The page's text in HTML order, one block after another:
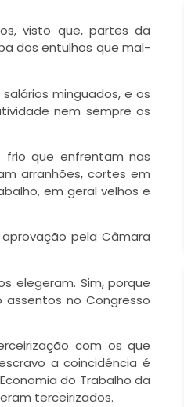
visto que, partes da
dos entulhos que mal-
minguados, e os
nem sempre os
que enfrentam nas
arranhões, cortes em
em geral velhos e
pela Câmara
elegeram. Sim, porque
no Congresso
com os que
a coincidência é
do Trabalho da
terceirizados.